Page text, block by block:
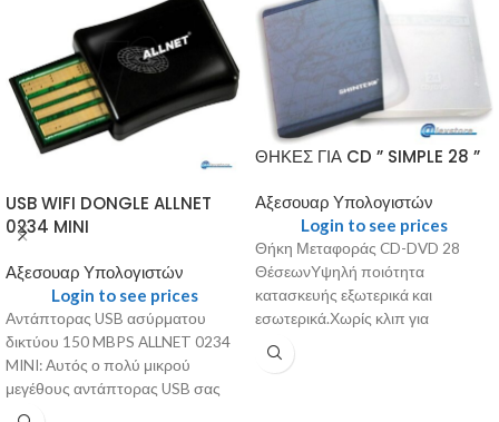
USB WIFI DONGLE ALLNET
0234 MINI
Αξεσουαρ Υπολογιστών
Login to see prices
Αντάπτορας USB ασύρματου
δικτύου 150 MBPS ALLNET 0234
MINI: Αυτός ο πολύ μικρού
μεγέθους αντάπτορας USB σας
επιτρέπει να συνδεθείτε
ΘΗΚΕΣ ΓΙΑ CD ” SIMPLE 28 ”
Αξεσουαρ Υπολογιστών
Login to see prices
Θήκη Μεταφοράς CD-DVD 28
ΘέσεωνΥψηλή ποιότητα
κατασκευής εξωτερικά και
εσωτερικά.Χωρίς κλιπ για
μεγαλύτερη αντοχή.ΧΡΩΜΑ ΤΖΗΝ